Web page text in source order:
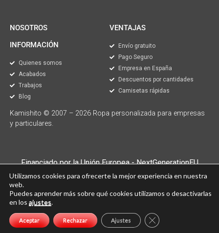
NOSOTROS
INFORMACIÓN
Quienes somos
Acabados
Trabajos
Blog
VENTAJAS
Envío gratuito
Pago Seguro
Empresa en España
Descuentos por cantidades
Camisetas rápidas
Kamishito © 2007 – 2026 Ropa personalizada para empresas
y particulares.
Financiado por la Unión Europea - NextGenerationEU
Sin embargo, los puntos de vista y las opiniones expresadas son únicamente los del autor o
autores y no reflejan necesariamente los de la Unión Europea o la Comisión Europea. Ni la Unión
Europea ni la Comisión Europea pueden ser consideradas responsables de las mismas»
Utilizamos cookies para ofrecerte la mejor experiencia en nuestra
web.
Puedes aprender más sobre qué cookies utilizamos o desactivarlas
en los ajustes.
Aceptar Rechazar Ajustes Cerrar el banner de